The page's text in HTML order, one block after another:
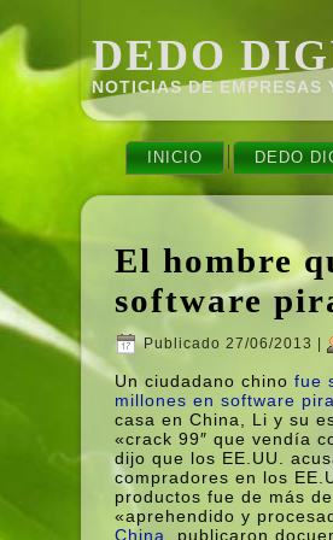
DEDO
NOTICIAS DE EMPRESAS
INICIO DEDO
El hombre
software
Publicado 27/06/2013
Un ciudadano chinofue
millones en software
casa en China, Li y su
«crack 99″ que vendí­a
dijo que los EE.UU.
compradores en los
productos fue de más
«aprehendido y
China
, publicaron